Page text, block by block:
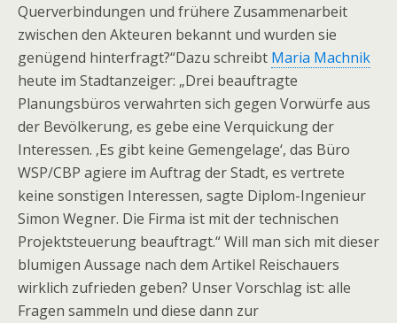
Querverbindungen und frühere Zusammenarbeit
zwischen den Akteuren bekannt und wurden sie
genügend hinterfragt?“Dazu schreibt Maria Machnik
heute im Stadtanzeiger: „Drei beauftragte
Planungsbüros verwahrten sich gegen Vorwürfe aus
der Bevölkerung, es gebe eine Verquickung der
Interessen. ‚Es gibt keine Gemengelage‘, das Büro
WSP/CBP agiere im Auftrag der Stadt, es vertrete
keine sonstigen Interessen, sagte Diplom-Ingenieur
Simon Wegner. Die Firma ist mit der technischen
Projektsteuerung beauftragt.“ Will man sich mit dieser
blumigen Aussage nach dem Artikel Reischauers
wirklich zufrieden geben? Unser Vorschlag ist: alle
Fragen sammeln und diese dann zur